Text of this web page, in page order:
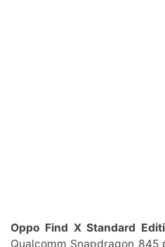
Oppo Find X Standard
Qualcomm Snapdragon 845